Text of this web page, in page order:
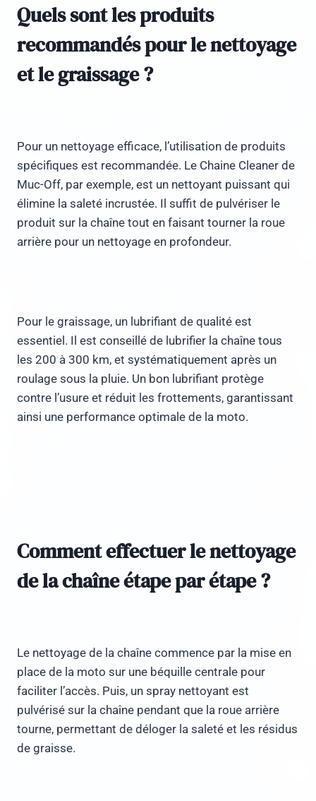
Quels sont les produits
recommandés pour le nettoyage
et le graissage ?
Pour un nettoyage efficace, l’utilisation de produits
spécifiques est recommandée. Le Chaine Cleaner de
Muc-Off, par exemple, est un nettoyant puissant qui
élimine la saleté incrustée. Il suffit de pulvériser le
produit sur la chaîne tout en faisant tourner la roue
arrière pour un nettoyage en profondeur.
Pour le graissage, un lubrifiant de qualité est
essentiel. Il est conseillé de lubrifier la chaîne tous
les 200 à 300 km, et systématiquement après un
roulage sous la pluie. Un bon lubrifiant protège
contre l’usure et réduit les frottements, garantissant
ainsi une performance optimale de la moto.
Comment effectuer le nettoyage
de la chaîne étape par étape ?
Le nettoyage de la chaîne commence par la mise en
place de la moto sur une béquille centrale pour
faciliter l’accès. Puis, un spray nettoyant est
pulvérisé sur la chaîne pendant que la roue arrière
tourne, permettant de déloger la saleté et les résidus
de graisse.